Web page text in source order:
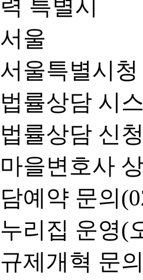
서울특별시
법률상담 시
법률상담 신
마을변호사
담예약 문의
누리집 운영(
규제개혁 문